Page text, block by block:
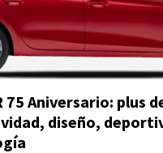
75 Aniversario: plus
diseño,